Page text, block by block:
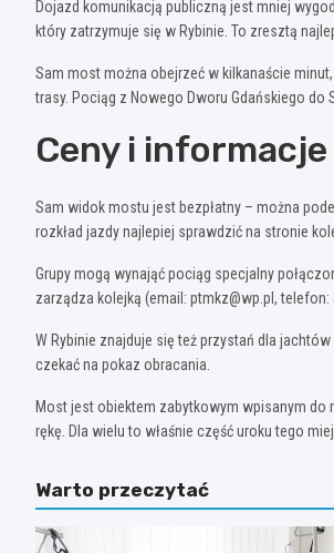
Dojazd komunikacją publiczną jest mniej
który zatrzymuje się w Rybinie. To zresztą
Sam most można obejrzeć w kilkanaście
trasy. Pociąg z Nowego Dworu Gdańskiego do
Ceny i
Sam widok mostu jest bezpłatny – można
rozkład jazdy najlepiej sprawdzić na stronie
Grupy mogą wynająć pociąg specjalny
zarządza kolejką (email: ptmkz@wp.pl , telefon:
W Rybinie znajduje się też przystań dla
czekać na pokaz obracania.
Most jest obiektem zabytkowym wpisanym
rękę. Dla wielu to właśnie część uroku tego
Warto przeczytać